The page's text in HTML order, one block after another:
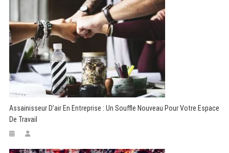
Assainisseur D’air En Entreprise : Un Souffle Nouveau Pour Votre Espace
De Travail